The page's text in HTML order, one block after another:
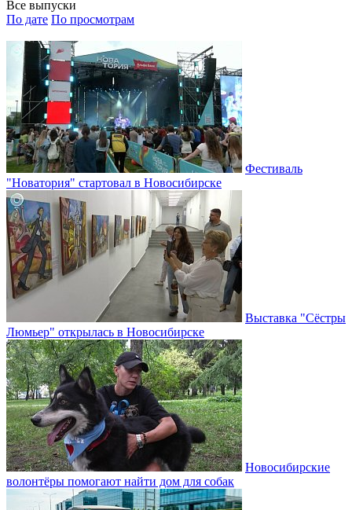
Все выпуски
По дате По просмотрам
Фестиваль
"Новатория" стартовал в Новосибирске
Выставка "Сёстры
Люмьер" открылась в Новосибирске
Новосибирские
волонтёры помогают найти дом для собак